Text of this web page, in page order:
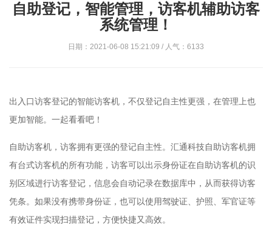
自助登记，智能管理，访客机辅助访客
系统管理！
日期：2021-06-08 15:21:09 / 人气：6133
出入口访客登记的智能访客机，不仅登记自主性更强，在管理上也
更加智能。一起看看吧！
自助访客机，访客拥有更强的登记自主性。汇通科技自助访客机拥
有台式访客机的所有功能，访客可以出示身份证在自助访客机的识
别区域进行访客登记，信息会自动记录在数据库中，从而获得访客
凭条。如果没有携带身份证，也可以使用驾驶证、护照、军官证等
有效证件实现扫描登记，方便快捷又高效。